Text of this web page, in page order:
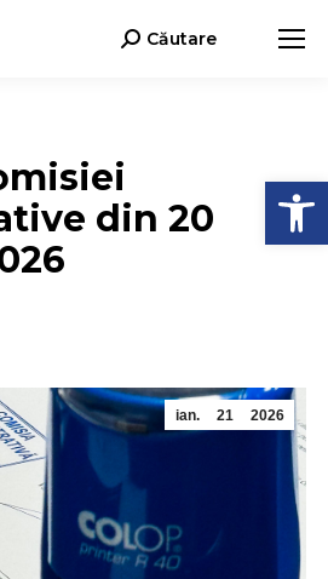
Search:Căutare
din 20
ian. 21 2026